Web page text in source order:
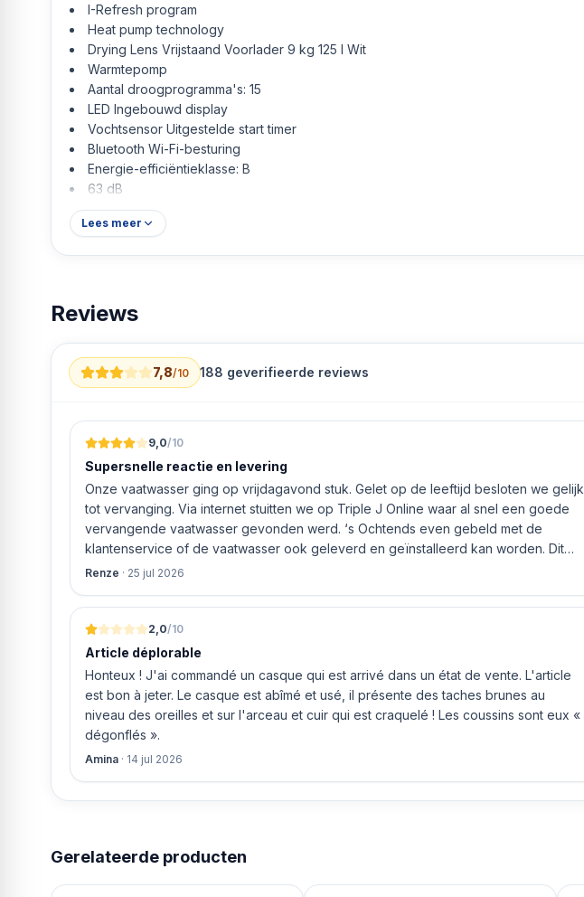
I-Refresh program
Heat pump technology
Drying Lens Vrijstaand Voorlader 9 kg 125 l Wit
Warmtepomp
Aantal droogprogramma's: 15
LED Ingebouwd display
Vochtsensor Uitgestelde start timer
Bluetooth Wi-Fi-besturing
Energie-efficiëntieklasse: B
63 dB
Lees meer
Reviews
7,8/10 188 geverifieerde reviews
9,0/10
Supersnelle reactie en levering
Onze vaatwasser ging op vrijdagavond stuk. Gelet op de leeftijd besloten we gelijk
tot vervanging. Via internet stuitten we op Triple J Online waar al snel een goede
vervangende vaatwasser gevonden werd. ‘s Ochtends even gebeld met de
klantenservice of de vaatwasser ook geleverd en geïnstalleerd kan worden. Dit
bleek het geval tegen alleszins concurrente prijzen. De vriendelijke medewerker
ging doen om ‘s middags nog te leveren. Het bleken geen loze woorden: om 16.00
uur werd de Neff vaatwasser geleverd en ver
Renze · 25 jul 2026
2,0/10
Article déplorable
Honteux ! J'ai commandé un casque qui est arrivé dans un état de vente. L'article
est bon à jeter. Le casque est abîmé et usé, il présente des taches brunes au
niveau des oreilles et sur l'arceau et cuir qui est craquelé ! Les coussins sont eux «
dégonflés ».
Amina · 14 jul 2026
Gerelateerde producten